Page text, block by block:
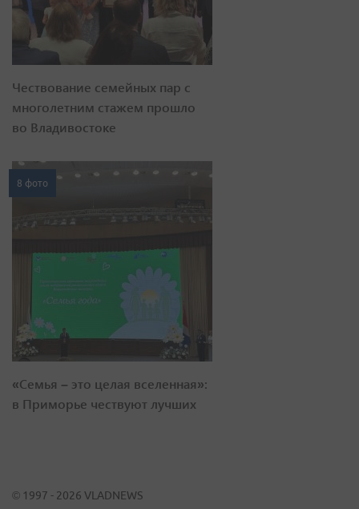
Чествование семейных пар с
многолетним стажем прошло
во Владивостоке
8 фото
«Семья – это целая вселенная»:
в Приморье чествуют лучших
© 1997 - 2026 VLADNEWS